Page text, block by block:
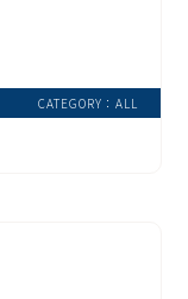
CATEGORY：ALL